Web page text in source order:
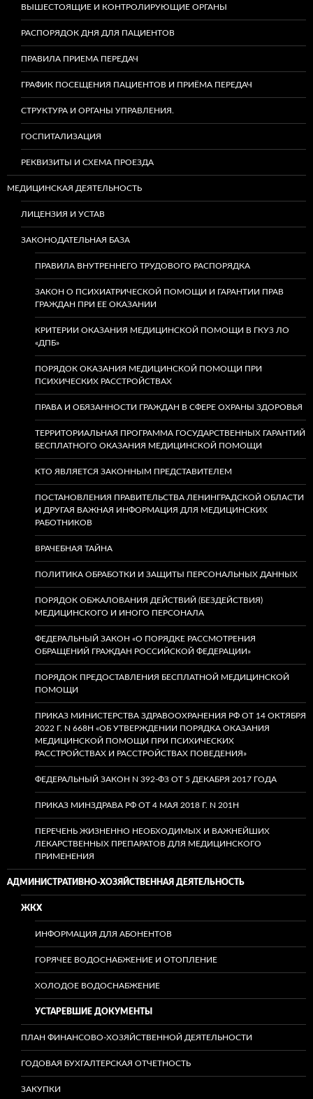
ВЫШЕСТОЯЩИЕ И КОНТРОЛИРУЮЩИЕ ОРГАНЫ
РАСПОРЯДОК ДНЯ ДЛЯ ПАЦИЕНТОВ
ПРАВИЛА ПРИЕМА ПЕРЕДАЧ
ГРАФИК ПОСЕЩЕНИЯ ПАЦИЕНТОВ И ПРИЁМА ПЕРЕДАЧ
СТРУКТУРА И ОРГАНЫ УПРАВЛЕНИЯ.
ГОСПИТАЛИЗАЦИЯ
РЕКВИЗИТЫ И СХЕМА ПРОЕЗДА
МЕДИЦИНСКАЯ ДЕЯТЕЛЬНОСТЬ
ЛИЦЕНЗИЯ И УСТАВ
ЗАКОНОДАТЕЛЬНАЯ БАЗА
ПРАВИЛА ВНУТРЕННЕГО ТРУДОВОГО РАСПОРЯДКА
ЗАКОН О ПСИХИАТРИЧЕСКОЙ ПОМОЩИ И ГАРАНТИИ ПРАВ
ГРАЖДАН ПРИ ЕЕ ОКАЗАНИИ
КРИТЕРИИ ОКАЗАНИЯ МЕДИЦИНСКОЙ ПОМОЩИ В ГКУЗ ЛО
«ДПБ»
ПОРЯДОК ОКАЗАНИЯ МЕДИЦИНСКОЙ ПОМОЩИ ПРИ
ПСИХИЧЕСКИХ РАССТРОЙСТВАХ
ПРАВА И ОБЯЗАННОСТИ ГРАЖДАН В СФЕРЕ ОХРАНЫ ЗДОРОВЬЯ
ТЕРРИТОРИАЛЬНАЯ ПРОГРАММА ГОСУДАРСТВЕННЫХ ГАРАНТИЙ
БЕСПЛАТНОГО ОКАЗАНИЯ МЕДИЦИНСКОЙ ПОМОЩИ
КТО ЯВЛЯЕТСЯ ЗАКОННЫМ ПРЕДСТАВИТЕЛЕМ
ПОСТАНОВЛЕНИЯ ПРАВИТЕЛЬСТВА ЛЕНИНГРАДСКОЙ ОБЛАСТИ
И ДРУГАЯ ВАЖНАЯ ИНФОРМАЦИЯ ДЛЯ МЕДИЦИНСКИХ
РАБОТНИКОВ
ВРАЧЕБНАЯ ТАЙНА
ПОЛИТИКА ОБРАБОТКИ И ЗАЩИТЫ ПЕРСОНАЛЬНЫХ ДАННЫХ
ПОРЯДОК ОБЖАЛОВАНИЯ ДЕЙСТВИЙ (БЕЗДЕЙСТВИЯ)
МЕДИЦИНСКОГО И ИНОГО ПЕРСОНАЛА
ФЕДЕРАЛЬНЫЙ ЗАКОН «О ПОРЯДКЕ РАССМОТРЕНИЯ
ОБРАЩЕНИЙ ГРАЖДАН РОССИЙСКОЙ ФЕДЕРАЦИИ»
ПОРЯДОК ПРЕДОСТАВЛЕНИЯ БЕСПЛАТНОЙ МЕДИЦИНСКОЙ
ПОМОЩИ
ПРИКАЗ МИНИСТЕРСТВА ЗДРАВООХРАНЕНИЯ РФ ОТ 14 ОКТЯБРЯ
2022 Г. N 668Н «ОБ УТВЕРЖДЕНИИ ПОРЯДКА ОКАЗАНИЯ
МЕДИЦИНСКОЙ ПОМОЩИ ПРИ ПСИХИЧЕСКИХ
РАССТРОЙСТВАХ И РАССТРОЙСТВАХ ПОВЕДЕНИЯ»
ФЕДЕРАЛЬНЫЙ ЗАКОН N 392-ФЗ ОТ 5 ДЕКАБРЯ 2017 ГОДА
ПРИКАЗ МИНЗДРАВА РФ ОТ 4 МАЯ 2018 Г. N 201Н
ПЕРЕЧЕНЬ ЖИЗНЕННО НЕОБХОДИМЫХ И ВАЖНЕЙШИХ
ЛЕКАРСТВЕННЫХ ПРЕПАРАТОВ ДЛЯ МЕДИЦИНСКОГО
ПРИМЕНЕНИЯ
АДМИНИСТРАТИВНО-ХОЗЯЙСТВЕННАЯ ДЕЯТЕЛЬНОСТЬ
ЖКХ
ИНФОРМАЦИЯ ДЛЯ АБОНЕНТОВ
ГОРЯЧЕЕ ВОДОСНАБЖЕНИЕ И ОТОПЛЕНИЕ
ХОЛОДОЕ ВОДОСНАБЖЕНИЕ
УСТАРЕВШИЕ ДОКУМЕНТЫ
ПЛАН ФИНАНСОВО-ХОЗЯЙСТВЕННОЙ ДЕЯТЕЛЬНОСТИ
ГОДОВАЯ БУХГАЛТЕРСКАЯ ОТЧЕТНОСТЬ
ЗАКУПКИ